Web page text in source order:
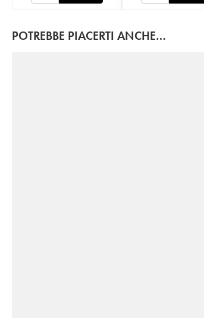
POTREBBE PIACERTI ANCHE…